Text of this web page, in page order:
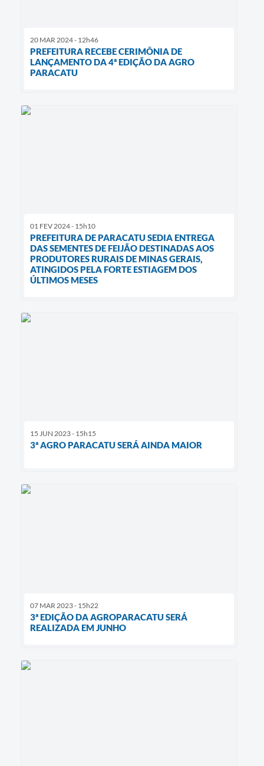
20 MAR 2024 - 12h46
PREFEITURA RECEBE CERIMÔNIA DE
LANÇAMENTO DA 4ª EDIÇÃO DA AGRO
PARACATU
01 FEV 2024 - 15h10
PREFEITURA DE PARACATU SEDIA ENTREGA
DAS SEMENTES DE FEIJÃO DESTINADAS AOS
PRODUTORES RURAIS DE MINAS GERAIS,
ATINGIDOS PELA FORTE ESTIAGEM DOS
ÚLTIMOS MESES
15 JUN 2023 - 15h15
3ª AGRO PARACATU SERÁ AINDA MAIOR
07 MAR 2023 - 15h22
3ª EDIÇÃO DA AGROPARACATU SERÁ
REALIZADA EM JUNHO